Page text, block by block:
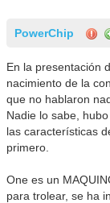
PowerChip
En la presentación
nacimiento de la
que no hablaron
Nadie lo sabe,
las características
primero.
One es un
para trolear, se ha